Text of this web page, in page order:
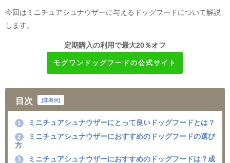
今回はミニチュアシュナウザーに与えるドッグフードについて解説
します。
定期購入の利用で最大20％オフ
モグワンドッグフードの公式サイト
目次 [非表示]
1 ミニチュアシュナウザーにとって良いドッグフードとは？
2
ミニチュアシュナウザーにおすすめのドッグフードの選び
方
3
ミニチュアシュナウザーにおすすめのドッグフードは？成